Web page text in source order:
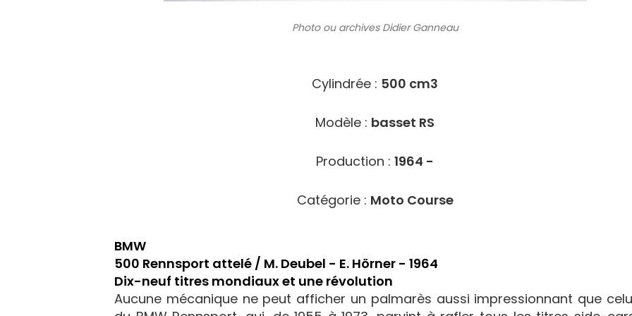
Photo ou archivesDidier Ganneau
Cylindrée : 500 cm3
Modèle : basset RS
Production : 1964 -
Catégorie : Moto Course
BMW
500 Rennsport attelé / M. Deubel - E. Hörner - 1964
Dix-neuf titres mondiaux et une révolution
Aucune mécanique ne peut afficher un palmarès aussi impressionnant que